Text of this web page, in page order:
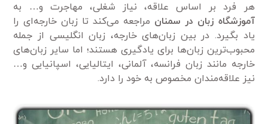
هر فرد بر اساس علاقه، نیاز شغلی، مهاجرت و… به
آموزشگاه زبان در سمنان مراجعه می‌کند تا زبان خارجه‌ای را
یاد بگیرد. در بین زبان‌های خارجه، زبان انگلیسی از جمله
محبوب‌ترین زبان‌ها برای یادگیری هستند؛ اما سایر زبان‌های
خارجه مانند زبان فرانسه، آلمانی، ایتالیایی، اسپانیایی و…
نیز علاقه‌مندان مخصوص به خود را دارد.